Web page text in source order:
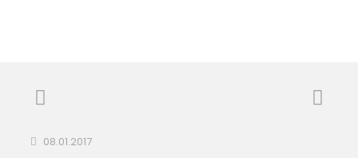
08.01.2017